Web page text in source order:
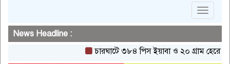
Toggle
News Headline :
চারঘাটে ৩৮৪ পিস ইয়াবা ও ২০ গ্রাম হেরোইনসহ